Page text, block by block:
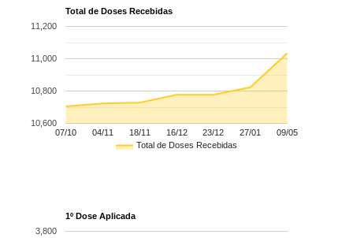
Total de Doses Recebidas
Total de Doses Recebidas
07/10 04/11 18/11 16/12 23/12 27/01 09/05
10,600
10,800
11,000
11,200
1º Dose Aplicada
3,800